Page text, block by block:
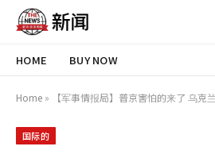
HOME BUY NOW
Home » 【军事情报局】普京害怕的来了 乌克
国际的